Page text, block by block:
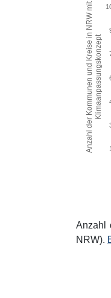
Anzahl der Kommunen und Kreise in NRW mitKlimaanpassungskonzept
Anzahl
NRW).